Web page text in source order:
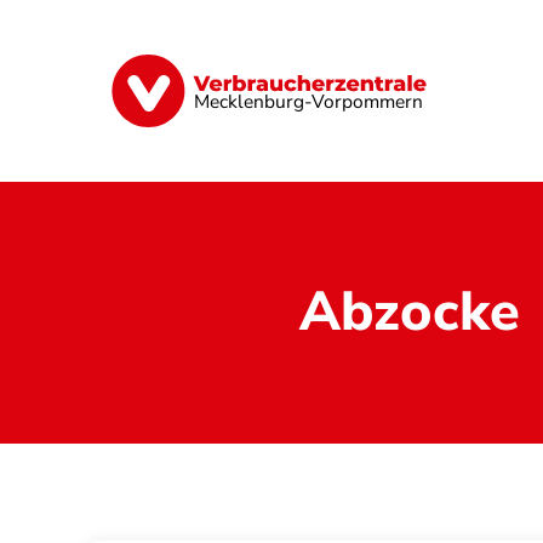
Mecklenburg-Vorpommern
Finanzen Digitales Lebensmittel
Abzocke